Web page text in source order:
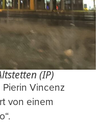
(IP)
Vincenz
von einem